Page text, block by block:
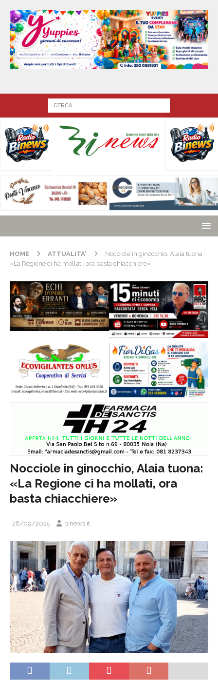
HOME ATTUALITA'
Nocciole in ginocchio, Alaia tuona:
«La Regione ci ha mollati, ora basta chiacchiere»
Nocciole in ginocchio, Alaia tuona:
«La Regione ci ha mollati, ora
basta chiacchiere»
28/09/2025 binews.it